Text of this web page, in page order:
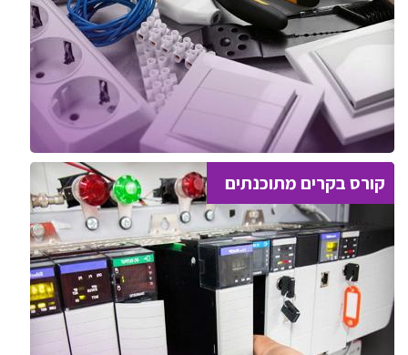
קורס בקרים מתוכנתים